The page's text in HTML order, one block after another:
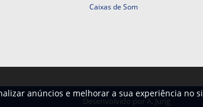
Caixas de Som
Desenvolvido porA. Jung
anúncios e melhorar a sua experiência no